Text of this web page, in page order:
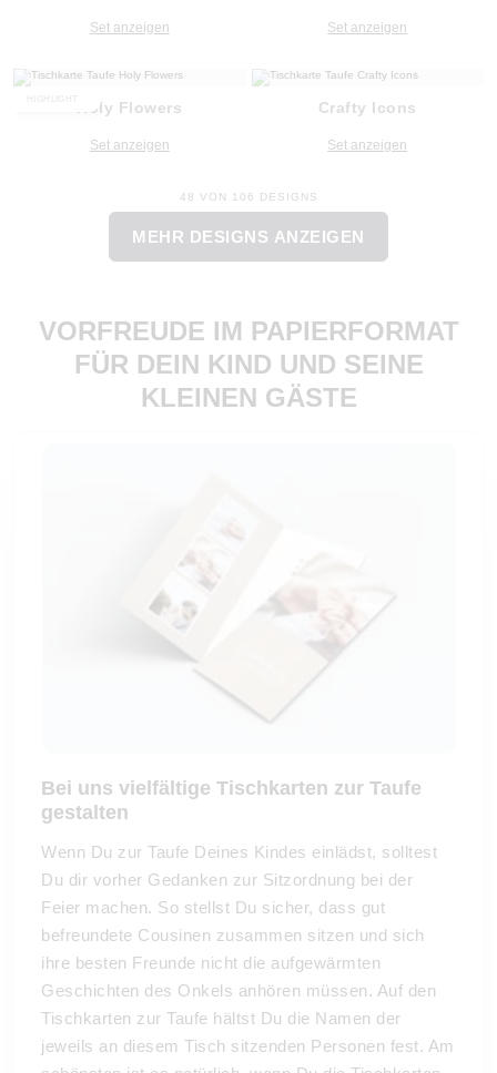
Set anzeigen Set anzeigen
Holy Flowers
Set anzeigen
Crafty Icons
Set anzeigen
48 VON 106 DESIGNS
MEHR DESIGNS ANZEIGEN
VORFREUDE IM PAPIERFORMAT
FÜR DEIN KIND UND SEINE
KLEINEN GÄSTE
Bei uns vielfältige Tischkarten zur Taufe
gestalten
Wenn Du zur Taufe Deines Kindes einlädst, solltest
Du dir vorher Gedanken zur Sitzordnung bei der
Feier machen. So stellst Du sicher, dass gut
befreundete Cousinen zusammen sitzen und sich
ihre besten Freunde nicht die aufgewärmten
Geschichten des Onkels anhören müssen. Auf den
Tischkarten zur Taufe hältst Du die Namen der
jeweils an diesem Tisch sitzenden Personen fest. Am